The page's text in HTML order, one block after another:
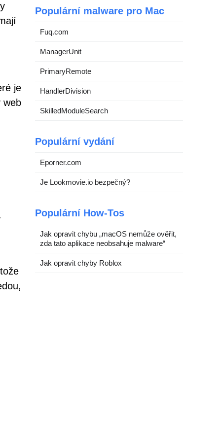
je
web
Populární malware pro Mac
Fuq.com
ManagerUnit
PrimaryRemote
HandlerDivision
SkilledModuleSearch
Populární vydání
Eporner.com
Je Lookmovie.io bezpečný?
Populární How-Tos
Jak opravit chybu „macOS nemůže ověřit,
zda tato aplikace neobsahuje malware“
Jak opravit chyby Roblox